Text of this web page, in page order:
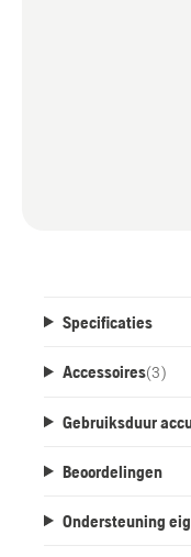
Specificaties
Accessoires(3)
Gebruiksduur
Beoordelingen
Ondersteuning